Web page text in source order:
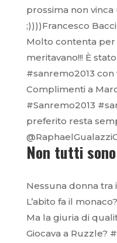
prossima non vinca
;))))Francesco
Molto contenta per
meritavano!!! È
#sanremo2013 con
Complimenti a
#Sanremo2013
preferito resta
Non tutti
Nessuna donna tra
L’abito fa il
Ma la giuria di
Giocava a Ruzzle?